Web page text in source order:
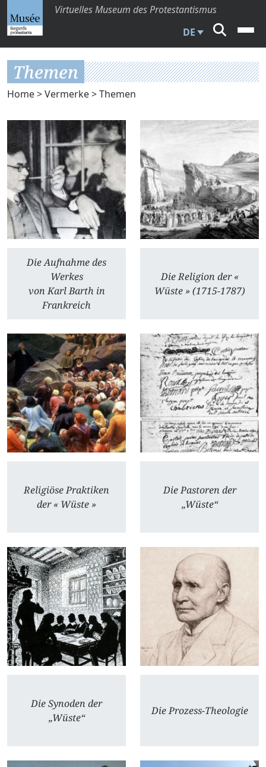
Virtuelles Museum des Protestantismus
DE
Themen
Home>Vermerke> Themen
Die Aufnahme des
Werkes
von Karl Barth in
Frankreich
Die Religion der «
Wüste » (1715-1787)
Religiöse Praktiken
der « Wüste »
Die Pastoren der
„Wüste“
Die Synoden der
„Wüste“
Die Prozess-Theologie